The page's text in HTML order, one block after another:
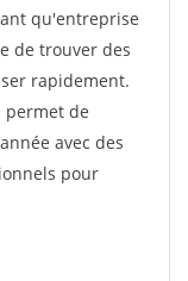
qu'entreprise
de trouver des
rapidement.
permet de
avec des
pour